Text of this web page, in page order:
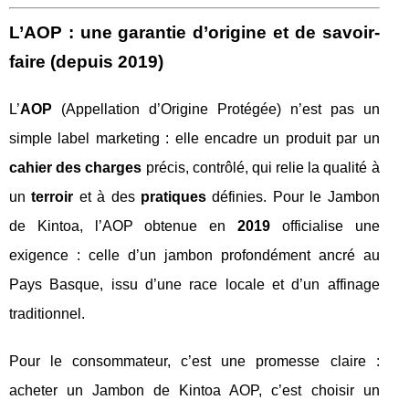
L’AOP : une garantie d’origine et de savoir-
faire (depuis 2019)
L’AOP (Appellation d’Origine Protégée) n’est pas un
simple label marketing : elle encadre un produit par un
cahier des charges précis, contrôlé, qui relie la qualité à
unterroir et à des pratiques définies. Pour le Jambon
de Kintoa, l’AOP obtenue en 2019 officialise une
exigence : celle d’un jambon profondément ancré au
Pays Basque, issu d’une race locale et d’un affinage
traditionnel.
Pour le consommateur, c’est une promesse claire :
acheter un Jambon de Kintoa AOP, c’est choisir un